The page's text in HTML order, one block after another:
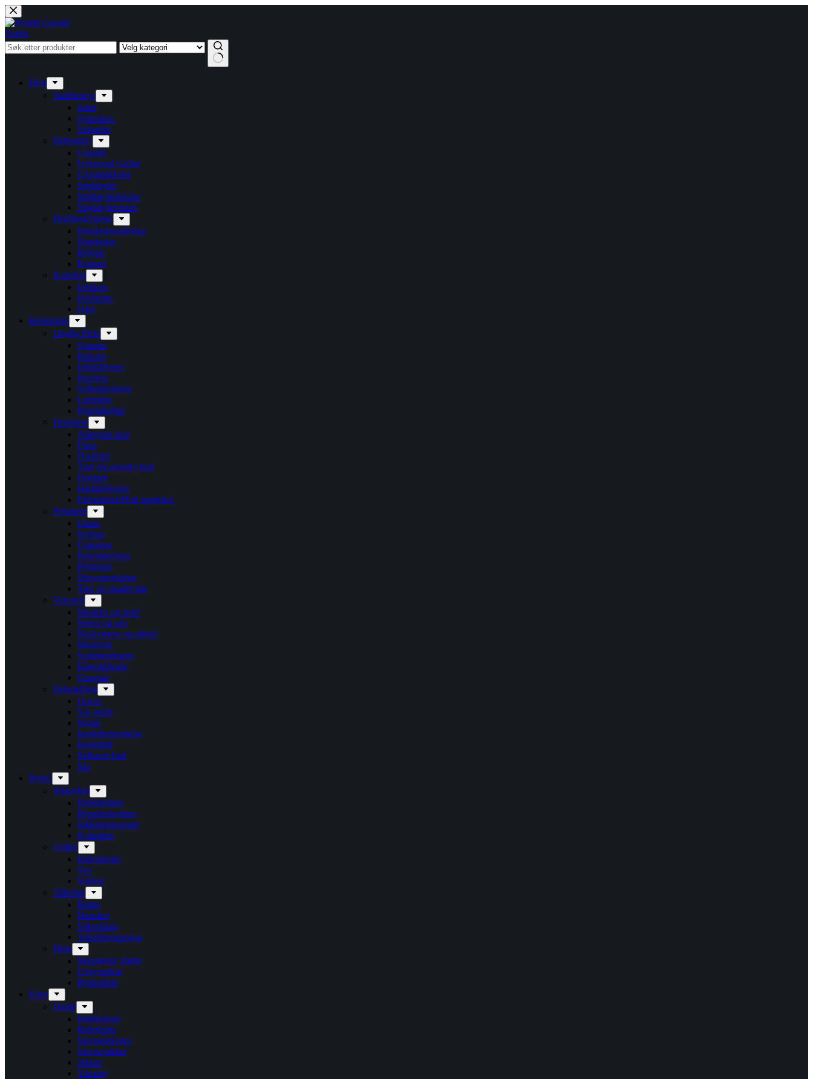
Hopp
til
innholdet
Outlet
resultaterHest
Sadelutstyr
Saler
Sjabraker
Salpader
Rideutstyr
Gjorder
Universal Gullet
Gjordedeksler
Stigbøyler
Stigbøyledeksler
Stigbøylereimer
Beinbeskyttelse
Bandasjeunderlag
Bandasjer
Belegg
Kopper
Komfort
Dekken
Ørehetter
Hals
Hestepleie
Daglig Pleie
Sjampo
Balsam
Flekkfjerner
Barriere
Solbeskyttelse
Lærpleie
Pleietilbehør
Hudpleie
Allergisk hud
Flass
Hudfold
Tørr og sensitiv hud
Hotspot
Hudinfeksjon
Elefanthud/Hud sprekker
Pelspleie
Glans
Styling
Utgreing
Pels/hale/man
Pelsfarge
Showprodukter
Tørr og skadet hår
Velvære
Muskler og ledd
Stress og uro
Beskyttelse og atferd
Munnvik
Sommereksem
Kløestillende
Gnagsår
Behandling
Hover
Sur stråle
Mugg
Insektbeskyttelse
Insektbitt
Solbrent hud
Sår
Rytter
Sikkerhet
Ridehjelmer
Ryggbeskyttere
Sikkerhetsvester
Synlighet
Fottøy
Ridestøvler
Sko
Sokker
Tilbehør
Belter
Hansker
Silkeplagg
Tekstilreparasjon
Pleie
Magnetisk Støtte
Utstyrspleie
Rytterpleie
Klær
Dame
Ridebukser
Ridetights
Stevneskjorter
Stevnejakker
Jakker
Yttertøy